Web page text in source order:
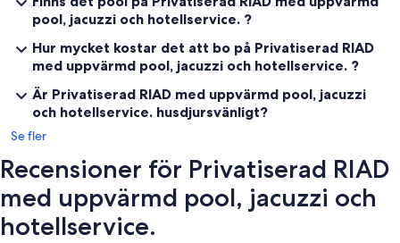
köpa färska och detaljhandelsprodukter kan vi minska vårt avfall
medan vi driver den lokala ekonomin.
Riaden har 4 vackra och stora sviter med badrum och toalett.
WiFi finns gratis.
pool, jacuzzi och hotellservice. ?
Hur mycket kostar det att bo på Privatiserad RIAD
med uppvärmd pool, jacuzzi och hotellservice. ?
Är Privatiserad RIAD med uppvärmd pool, jacuzzi
och hotellservice. husdjursvänligt?
Se fler
Recensioner för Privatiserad RIAD
med uppvärmd pool, jacuzzi och
hotellservice.